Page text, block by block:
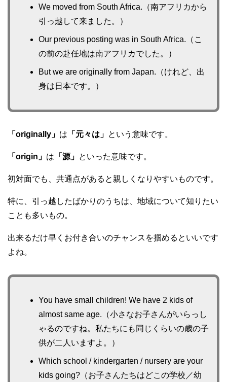
We moved from South Africa.（南アフリカから
引っ越して来ました。）
Our previous posting was in South Africa.（こ
の前の赴任地は南アフリカでした。）
But we are originally from Japan.（けれど、出
身は日本です。）
「originally」 は 「元々は」 という意味です。
「origin」 は 「源」 といった意味です。
初対面でも、共通点があると親しくなりやすいものです。
特に、引っ越したばかりのうちは、地域について知りたい
ことも多いもの。
出来るだけ早くお付き合いのチャンスを掴めるといいです
よね。
You have small children! We have 2 kids of
almost same age.（小さなお子さんがいらっし
ゃるのですね。私たちにも同じくらいの歳の子
供が二人いますよ。）
Which school / kindergarten / nursery are your
kids going?（お子さんたちはどこの学校／幼